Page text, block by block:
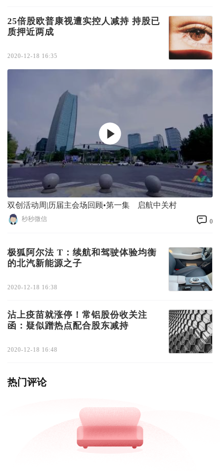
25倍股欧普康视遭实控人减持 持股已
质押近两成
2020-12-18 16:35
双创活动周|历届主会场回顾•第一集 启航中关村
秒秒微信 0
极狐阿尔法 T：续航和驾驶体验均衡
的北汽新能源之子
2020-12-18 16:38
沾上疫苗就涨停！常铝股份收关注
函：疑似蹭热点配合股东减持
2020-12-18 16:48
热门评论